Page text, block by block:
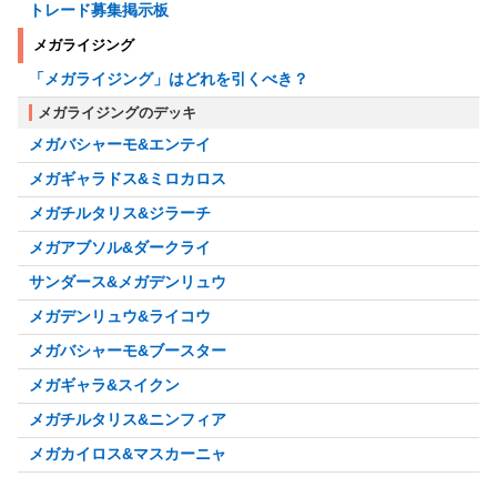
トレード募集掲示板
メガライジング
「メガライジング」はどれを引くべき？
メガライジングのデッキ
メガバシャーモ&エンテイ
メガギャラドス&ミロカロス
メガチルタリス&ジラーチ
メガアブソル&ダークライ
サンダース&メガデンリュウ
メガデンリュウ&ライコウ
メガバシャーモ&ブースター
メガギャラ&スイクン
メガチルタリス&ニンフィア
メガカイロス&マスカーニャ